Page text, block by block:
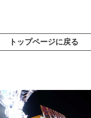
トップページに戻る